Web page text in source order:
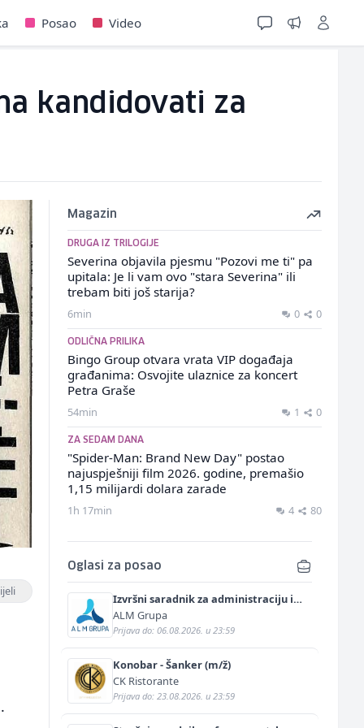
Posao Video
kandidovati za
Magazin
DRUGA IZ TRILOGIJE
Severina objavila pjesmu "Pozovi me ti" pa
upitala: Je li vam ovo "stara Severina" ili
trebam biti još starija?
6min 0 0
ODLIČNA PRILIKA
Bingo Group otvara vrata VIP događaja
građanima: Osvojite ulaznice za koncert
Petra Graše
54min 1 0
ZA SEDAM DANA
"Spider-Man: Brand New Day" postao
najuspješniji film 2026. godine, premašio
1,15 milijardi dolara zarade
1h 17min 4 80
Oglasi za posao
Izvršni saradnik za administraciju i
marketing (m/ž)
ALM Grupa
Prijava do: 06.08.2026. u 23:59
Konobar - Šanker (m/ž)
CK Ristorante
Prijava do: 23.08.2026. u 23:59